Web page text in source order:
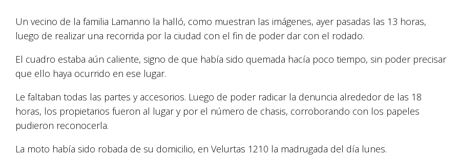
Un vecino de la familia Lamanno la halló, como muestran las imágenes, ayer pasadas las 13 horas,
luego de realizar una recorrida por la ciudad con el fin de poder dar con el rodado.
El cuadro estaba aún caliente, signo de que había sido quemada hacía poco tiempo, sin poder precisar
que ello haya ocurrido en ese lugar.
Le faltaban todas las partes y accesorios. Luego de poder radicar la denuncia alrededor de las 18
horas, los propietarios fueron al lugar y por el número de chasis, corroborando con los papeles
pudieron reconocerla.
La moto había sido robada de su domicilio, en Velurtas 1210 la madrugada del día lunes.